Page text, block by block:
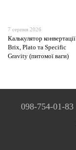
7 серпня 2026
Калькулятор конвертації
Brix, Plato та Specific
Gravity (питомої ваги)
098-754-01-83